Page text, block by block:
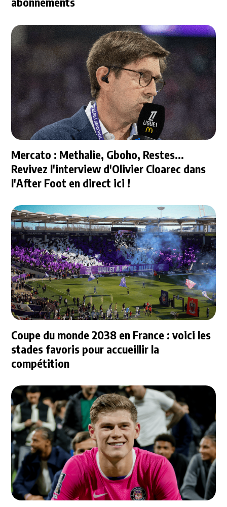
Mercato : Methalie, Gboho, Restes...
Revivez l'interview d'Olivier Cloarec dans
l'After Foot en direct ici !
Coupe du monde 2038 en France : voici les
stades favoris pour accueillir la
compétition